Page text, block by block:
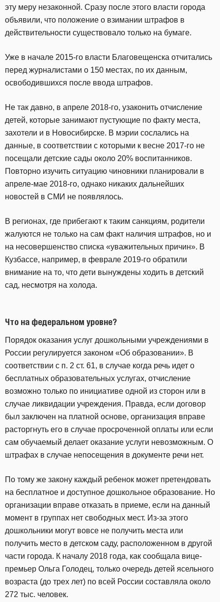
эту меру незаконной. Сразу после этого власти города
объявили, что положение о взимании штрафов в
действительности существовало только на бумаге.
Уже в начале 2015-го власти Благовещенска отчитались
перед журналистами о 150 местах, по их данным,
освободившихся после ввода штрафов.
Не так давно, в апреле 2018-го, узаконить отчисление
детей, которые занимают пустующие по факту места,
захотели и в Новосибирске. В мэрии сослались на
данные, в соответствии с которыми к весне 2017-го не
посещали детские сады около 20% воспитанников.
Повторно изучить ситуацию чиновники планировали в
апреле-мае 2018-го, однако никаких дальнейших
новостей в СМИ не появлялось.
В регионах, где прибегают к таким санкциям, родители
жалуются не только на сам факт наличия штрафов, но и
на несовершенство списка «уважительных причин». В
Кузбассе, например, в феврале 2019-го обратили
внимание на то, что дети вынуждены ходить в детский
сад, несмотря на холода.
Что на федеральном уровне?
Порядок оказания услуг дошкольными учреждениями в
России регулируется законом «Об образовании». В
соответствии с п. 2 ст. 61, в случае когда речь идет о
бесплатных образовательных услугах, отчисление
возможно только по инициативе одной из сторон или в
случае ликвидации учреждения. Правда, если договор
был заключен на платной основе, организация вправе
расторгнуть его в случае просроченной оплаты или если
сам обучаемый делает оказание услуги невозможным. О
штрафах в случае непосещения в документе речи нет.
По тому же закону каждый ребенок может претендовать
на бесплатное и доступное дошкольное образование. Но
организации вправе отказать в приеме, если на данный
момент в группах нет свободных мест. Из-за этого
дошкольники могут вовсе не получить места или
получить место в детском саду, расположенном в другой
части города. К началу 2018 года, как сообщала вице-
премьер Ольга Голодец, только очередь детей ясельного
возраста (до трех лет) по всей России составляла около
272 тыс. человек.